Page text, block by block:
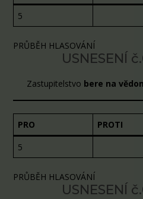
5
PRŮBĚH HLASOVÁNÍ
USNESENÍ
Zastupitelstvo bere na
PRO PROTI
5
PRŮBĚH HLASOVÁNÍ
USNESENÍ